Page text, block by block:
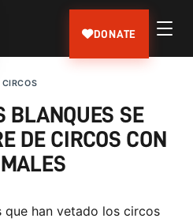
DONATE
CIRCOS
BLANQUES SE
DE CIRCOS CON
que han vetado los circos